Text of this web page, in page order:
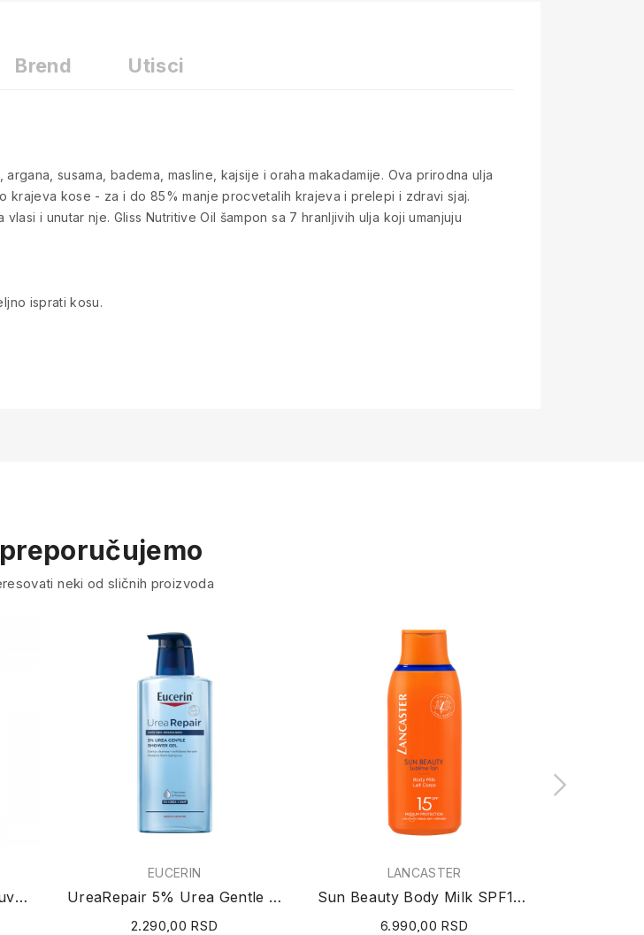
Brend Utisci
susama, badema, masline, kajsije i oraha makadamije. Ova prirodna ulja
kose - za i do 85% manje procvetalih krajeva i prelepi i zdravi sjaj.
i unutar nje. Gliss Nutritive Oil šampon sa 7 hranljivih ulja koji umanjuju
isprati kosu.
neki od sličnih proizvoda
Sun Protection krem za suvu i osetljivu kožu...
EUCERIN
UreaRepair 5% Urea Gentle Shower Gel 400ml
2.290,00 RSD
LANCASTER
Sun Beauty Body Milk SPF15 175ml
6.990,00 RSD